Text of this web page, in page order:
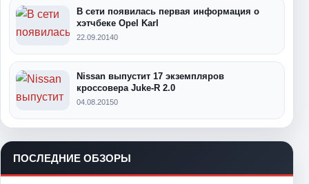
В сети появилась первая информация о
хэтчбеке Opel Karl
22.09.20140
Nissan выпустит 17 экземпляров
кроссовера Juke-R 2.0
04.08.20150
ПОСЛЕДНИЕ ОБЗОРЫ